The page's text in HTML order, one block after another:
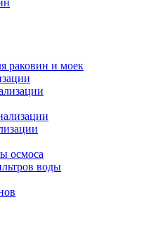
раковин и моек
осмоса
воды